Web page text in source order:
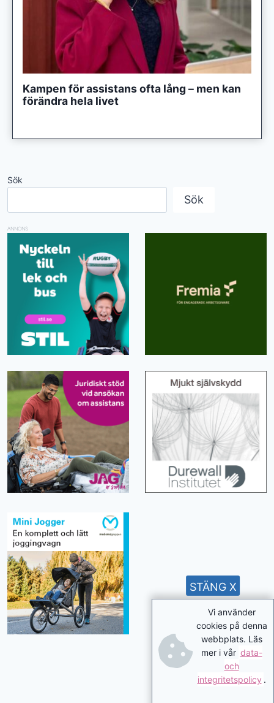
Kampen för assistans ofta lång – men kan
förändra hela livet
Sök
Sök
ANNONS
Vi använder
cookies på denna
webbplats. Läs
mer i vår data-
och
integritetspolicy .
STÄNG X